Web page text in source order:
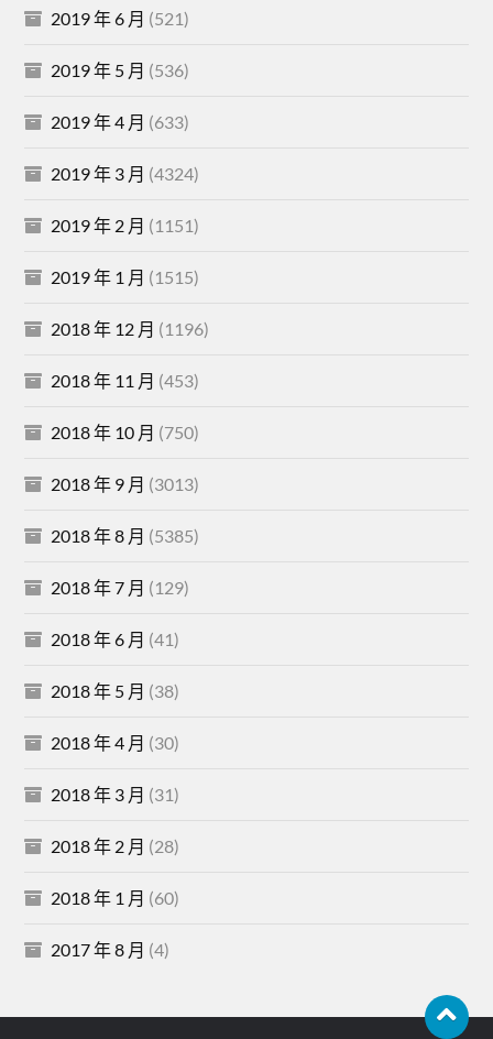
2019 年 6 月 (521)
2019 年 5 月 (536)
2019 年 4 月 (633)
2019 年 3 月 (4324)
2019 年 2 月 (1151)
2019 年 1 月 (1515)
2018 年 12 月 (1196)
2018 年 11 月 (453)
2018 年 10 月 (750)
2018 年 9 月 (3013)
2018 年 8 月 (5385)
2018 年 7 月 (129)
2018 年 6 月 (41)
2018 年 5 月 (38)
2018 年 4 月 (30)
2018 年 3 月 (31)
2018 年 2 月 (28)
2018 年 1 月 (60)
2017 年 8 月 (4)